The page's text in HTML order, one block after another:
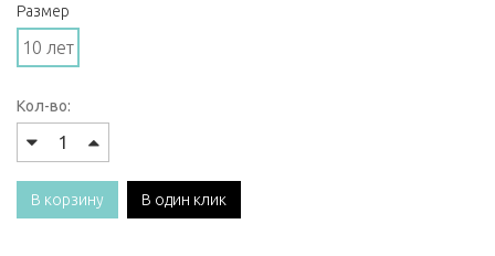
Размер
10 лет
Кол-во:
В корзину В один клик